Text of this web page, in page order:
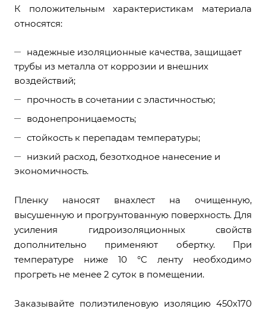
К положительным характеристикам материала
относятся:
надежные изоляционные качества, защищает
трубы из металла от коррозии и внешних
воздействий;
прочность в сочетании с эластичностью;
водонепроницаемость;
стойкость к перепадам температуры;
низкий расход, безотходное нанесение и
экономичность.
Пленку наносят внахлест на очищенную,
высушенную и прогрунтованную поверхность. Для
усиления гидроизоляционных свойств
дополнительно применяют обертку. При
температуре ниже 10 °C ленту необходимо
прогреть не менее 2 суток в помещении.
Заказывайте полиэтиленовую изоляцию 450х170